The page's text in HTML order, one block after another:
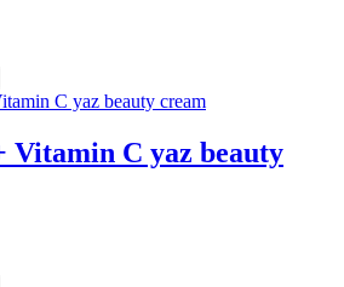
Vitamin C yaz beauty